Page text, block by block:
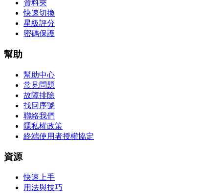
資料夾
快速切換
星級評分
密碼保護
幫助
幫助中心
常見問題
故障排除
找回序號
聯絡我們
隱私權政策
終端使用者授權協定
資源
快速上手
用法與技巧